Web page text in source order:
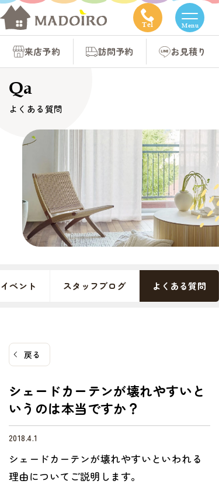
コ
ン
Tel Menu
来店予約 訪問予約 お見積り
Qa
よくある質問
イベント スタッフブログ よくある質問
戻る
シェードカーテンが壊れやすいと
いうのは本当ですか？
2018.4.1
シェードカーテンが壊れやすいといわれる
理由についてご説明します。